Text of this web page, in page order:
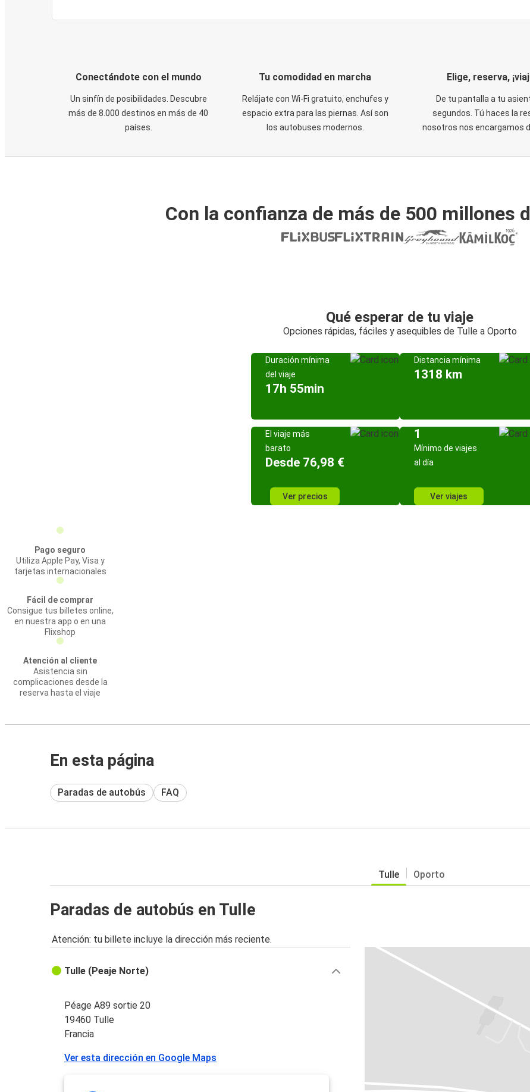
Conectándote con el mundo
Un sinfín de posibilidades. Descubre
más de 8.000 destinos en más de 40
países.
Tu comodidad en marcha
Relájate con Wi-Fi gratuito, enchufes y
espacio extra para las piernas. Así son
los autobuses modernos.
Elige, reserva,
De tu pantalla a tu
segundos. Tú haces la
nosotros nos encargamos
Con la confianza de más de 500 millones
Qué esperar de tu viaje
Opciones rápidas, fáciles y asequibles de Tulle a Oporto
Duración mínima
del viaje
17h 55min
Distancia mínima
1318 km
El viaje más
barato
Desde 76,98 €
Ver precios
1
Mínimo de viajes
al día
Ver viajes
Pago seguro
Utiliza Apple Pay, Visa y
tarjetas internacionales
Fácil de comprar
Consigue tus billetes online,
en nuestra app o en una
Flixshop
Atención al cliente
Asistencia sin
complicaciones desde la
reserva hasta el viaje
En esta página
Paradas de autobús FAQ
Tulle Oporto
Paradas de autobús en Tulle
Atención: tu billete incluye la dirección más reciente.
Tulle (Peaje Norte)
Péage A89 sortie 20
19460 Tulle
Francia
Ver esta dirección en Google Maps